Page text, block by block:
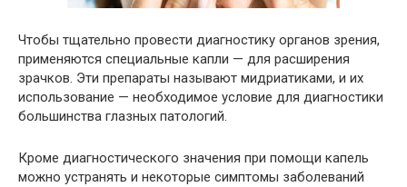
Чтобы тщательно провести диагностику органов зрения,
применяются специальные капли — для расширения
зрачков. Эти препараты называют мидриатиками, и их
использование — необходимое условие для диагностики
большинства глазных патологий.
Кроме диагностического значения при помощи капель
можно устранять и некоторые симптомы заболеваний